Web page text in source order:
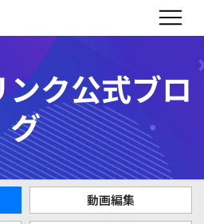
ク公式ブロ
グ
動画編集